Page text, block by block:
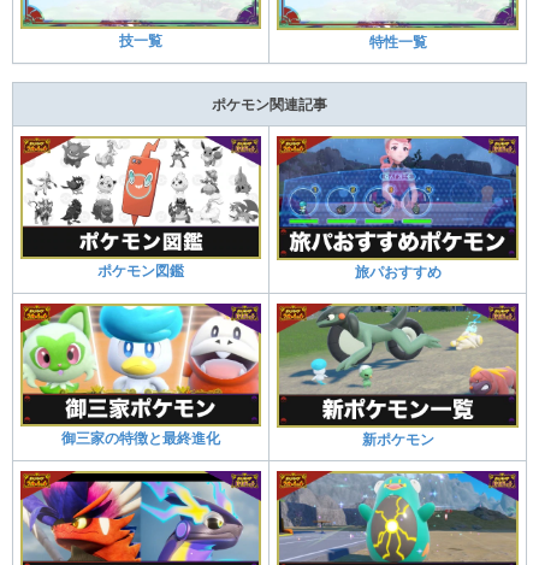
技一覧 特性一覧
ポケモン関連記事
ポケモン図鑑 旅パおすすめ
御三家の特徴と最終進化 新ポケモン